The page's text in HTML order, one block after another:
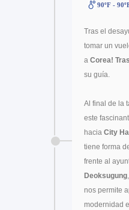
90ºF -
Tras el
tomar un
a Corea!
su guía.
Al final de la
este
hacia City
tiene forma
frente al
Deoksugung
nos permite
modernidad